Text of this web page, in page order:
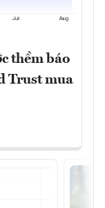
thềm báo
Trust mua